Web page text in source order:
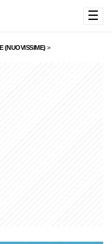
☰
(NUOVISSIME) >